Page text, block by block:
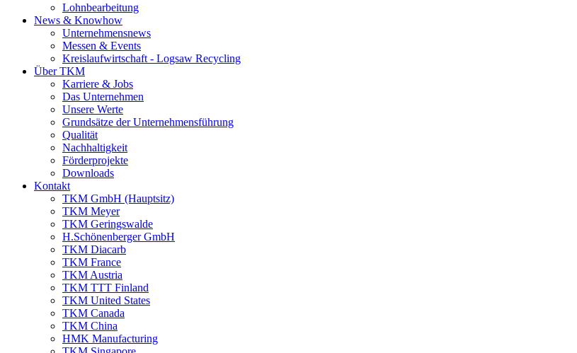
Lohnbearbeitung
News & Knowhow
Unternehmensnews
Messen & Events
Kreislaufwirtschaft - Logsaw Recycling
Über TKM
Karriere & Jobs
Das Unternehmen
Unsere Werte
Grundsätze der Unternehmensführung
Qualität
Nachhaltigkeit
Förderprojekte
Downloads
Kontakt
TKM GmbH (Hauptsitz)
TKM Meyer
TKM Geringswalde
H.Schönenberger GmbH
TKM Diacarb
TKM France
TKM Austria
TKM TTT Finland
TKM United States
TKM Canada
TKM China
HMK Manufacturing